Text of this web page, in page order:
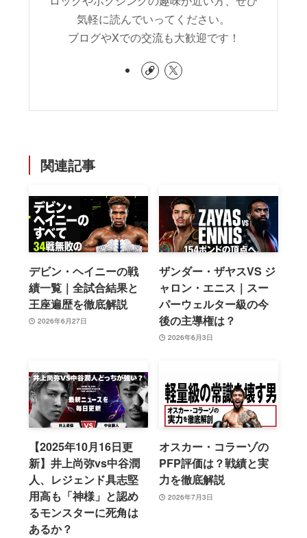
気軽に読んでいってください。
ブログやXでの交流も大歓迎です！
関連記事
デビン・ヘイニーの戦
績一覧｜全試合結果と
王座遍歴を徹底解説
2026年6月27日
ザンダー・ザヤスVS ジ
ャロン・エニス｜スー
パーウェルター級の今
後の主導権は？
2026年6月3日
【2025年10月16日更
新】井上尚弥vs中谷潤
人、レジェンド具志堅
用高も「神様」と認め
るモンスターに死角は
あるか？
オスカー・コラーゾの
PFP評価は？戦績と実
力を徹底解説
2026年7月3日